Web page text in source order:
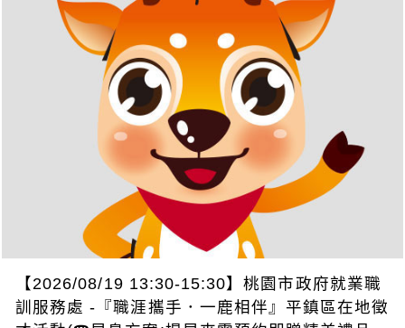
【2026/08/19 13:30-15:30】桃園市政府就業職
訓服務處 -『職涯攜手．一鹿相伴』平鎮區在地徵